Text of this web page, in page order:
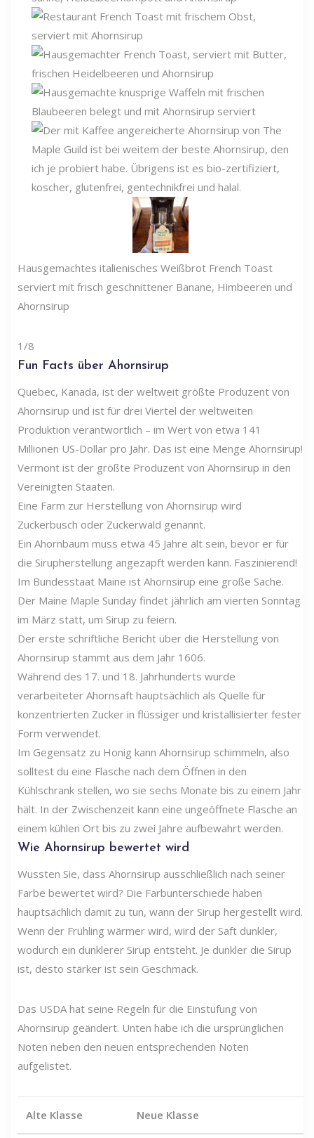
Hausgemachtes italienisches Weißbrot French Toast
serviert mit frisch geschnittener Banane, Himbeeren und
Ahornsirup
1/8
Fun Facts über Ahornsirup
Quebec, Kanada, ist der weltweit größte Produzent von
Ahornsirup und ist für drei Viertel der weltweiten
Produktion verantwortlich – im Wert von etwa 141
Millionen US-Dollar pro Jahr. Das ist eine Menge Ahornsirup!
Vermont ist der größte Produzent von Ahornsirup in den
Vereinigten Staaten.
Eine Farm zur Herstellung von Ahornsirup wird
Zuckerbusch oder Zuckerwald genannt.
Ein Ahornbaum muss etwa 45 Jahre alt sein, bevor er für
die Sirupherstellung angezapft werden kann. Faszinierend!
Im Bundesstaat Maine ist Ahornsirup eine große Sache.
Der Maine Maple Sunday findet jährlich am vierten Sonntag
im März statt, um Sirup zu feiern.
Der erste schriftliche Bericht über die Herstellung von
Ahornsirup stammt aus dem Jahr 1606.
Während des 17. und 18. Jahrhunderts wurde
verarbeiteter Ahornsaft hauptsächlich als Quelle für
konzentrierten Zucker in flüssiger und kristallisierter fester
Form verwendet.
Im Gegensatz zu Honig kann Ahornsirup schimmeln, also
solltest du eine Flasche nach dem Öffnen in den
Kühlschrank stellen, wo sie sechs Monate bis zu einem Jahr
hält. In der Zwischenzeit kann eine ungeöffnete Flasche an
einem kühlen Ort bis zu zwei Jahre aufbewahrt werden.
Wie Ahornsirup bewertet wird
Wussten Sie, dass Ahornsirup ausschließlich nach seiner
Farbe bewertet wird? Die Farbunterschiede haben
hauptsächlich damit zu tun, wann der Sirup hergestellt wird.
Wenn der Frühling wärmer wird, wird der Saft dunkler,
wodurch ein dunklerer Sirup entsteht. Je dunkler die Sirup
ist, desto stärker ist sein Geschmack.
Das USDA hat seine Regeln für die Einstufung von
Ahornsirup geändert. Unten habe ich die ursprünglichen
Noten neben den neuen entsprechenden Noten
aufgelistet.
Alte Klasse Neue Klasse